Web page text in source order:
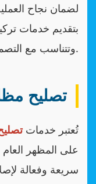
لضمان نجاح
بتقديم خدمات
وتتناسب مع التصميمات المختلفة.
تصليح
تُعتبر خدمات
على المظهر
سريعة وفعالة